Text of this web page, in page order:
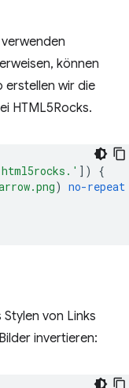
können
erstellen wir die
HTML5Rocks.
])
{
) no-repeat
von Links
invertieren: